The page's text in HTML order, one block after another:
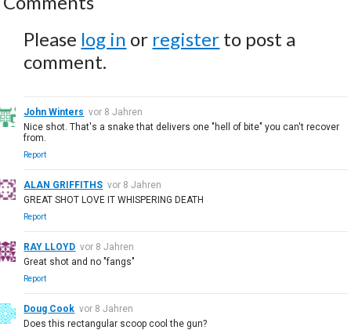
Please log in or register to post a
comment.
John Winters vor 8 Jahren
Nice shot. That's a snake that delivers one "hell of bite" you can't recover
from.
Report
ALAN GRIFFITHS vor 8 Jahren
GREAT SHOT LOVE IT WHISPERING DEATH
Report
RAY LLOYD vor 8 Jahren
Great shot and no "fangs"
Report
Doug Cook vor 8 Jahren
Does this rectangular scoop cool the gun?